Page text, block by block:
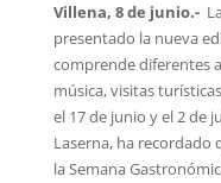
Villena, 8 de junio.-
presentado la nueva
comprende diferentes
música, visitas
el 17 de junio y el 2 de
Laserna, ha recordado
la Semana